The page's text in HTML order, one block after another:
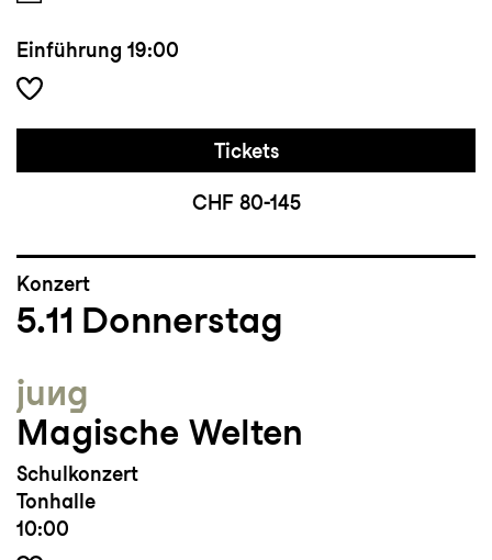
Einführung 19:00
Tickets
CHF 80-145
Konzert
5.11 Donnerstag
jung
Magische Welten
Schulkonzert
Tonhalle
10:00